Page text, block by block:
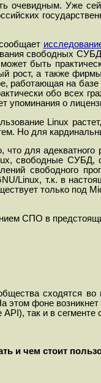
очевидным. Уже
свободных
быть
рост, а также
работающая на
обо всех
упоминания о
Linux
Но для
для
свободные
свободного
Linux, т.к. в
только под
СПО в
сходятся
этом фоне
API ), так и в
и чем стоит